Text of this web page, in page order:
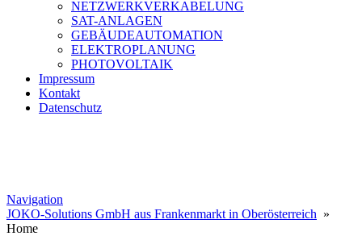
NETZWERKVERKABELUNG
SAT-ANLAGEN
GEBÄUDEAUTOMATION
ELEKTROPLANUNG
PHOTOVOLTAIK
Impressum
Kontakt
Datenschutz
Navigation
JOKO-Solutions GmbH aus Frankenmarkt in Oberösterreich »
Home